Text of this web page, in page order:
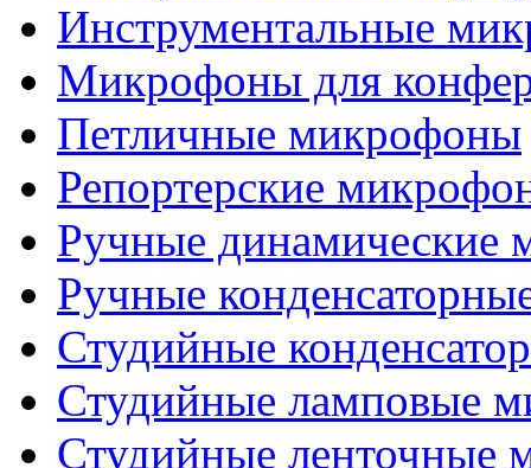
Инструментальные
Микрофоны для
Петличные микрофоны
Репортерские
Ручные динамические
Ручные
Студийные
Студийные ламповые
Студийные ленточные